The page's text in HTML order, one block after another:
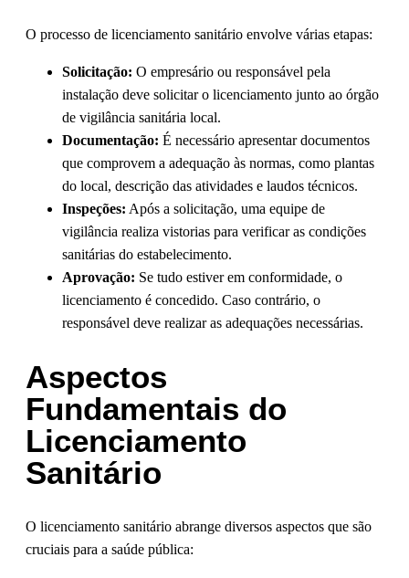
O processo de licenciamento sanitário envolve várias etapas:
Solicitação: O empresário ou responsável pela
instalação deve solicitar o licenciamento junto ao órgão
de vigilância sanitária local.
Documentação: É necessário apresentar documentos
que comprovem a adequação às normas, como plantas
do local, descrição das atividades e laudos técnicos.
Inspeções: Após a solicitação, uma equipe de
vigilância realiza vistorias para verificar as condições
sanitárias do estabelecimento.
Aprovação: Se tudo estiver em conformidade, o
licenciamento é concedido. Caso contrário, o
responsável deve realizar as adequações necessárias.
Aspectos
Fundamentais do
Licenciamento
Sanitário
O licenciamento sanitário abrange diversos aspectos que são
cruciais para a saúde pública: